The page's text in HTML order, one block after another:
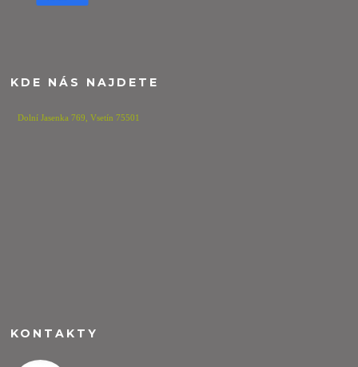
KDE NÁS NAJDETE
Dolní Jasenka 769,Vsetín 75501
KONTAKTY